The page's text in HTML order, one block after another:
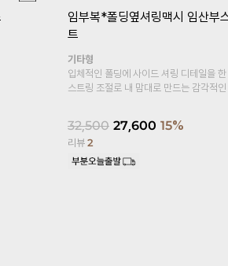
er.5부)
24,000
리뷰95